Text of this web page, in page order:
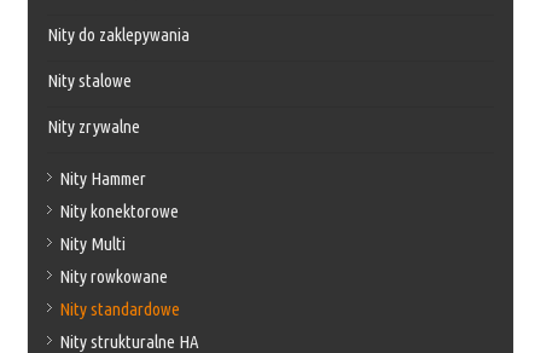
Nity do zaklepywania
Nity stalowe
Nity zrywalne
Nity Hammer
Nity konektorowe
Nity Multi
Nity rowkowane
Nity standardowe
Nity strukturalne HA